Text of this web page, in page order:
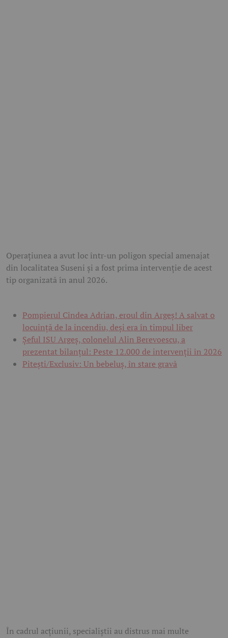
Operațiunea a avut loc într-un poligon special amenajat
din localitatea Suseni și a fost prima intervenție de acest
tip organizată în anul 2026.
Pompierul Cîndea Adrian, eroul din Argeș! A salvat o
locuință de la incendiu, deși era în timpul liber
Șeful ISU Argeș, colonelul Alin Berevoescu, a
prezentat bilanțul: Peste 12.000 de intervenții în 2026
Pitești/Exclusiv: Un bebeluș, în stare gravă
În cadrul acțiunii, specialiștii au distrus mai multe